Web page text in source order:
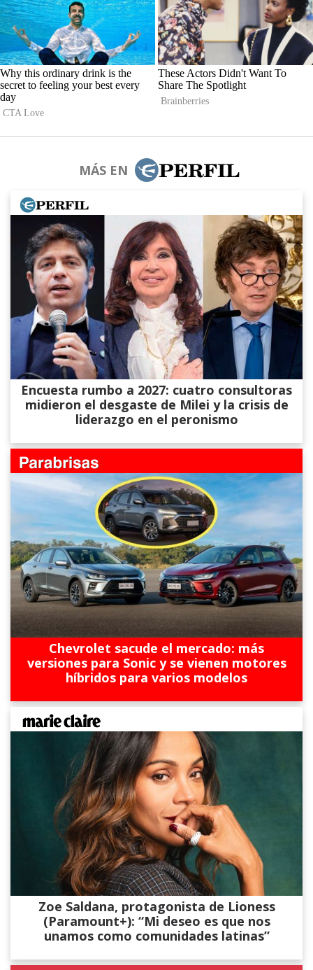
MÁS EN
Encuesta rumbo a 2027: cuatro consultoras
midieron el desgaste de Milei y la crisis de
liderazgo en el peronismo
Chevrolet sacude el mercado: más
versiones para Sonic y se vienen motores
híbridos para varios modelos
Zoe Saldana, protagonista de Lioness
(Paramount+): “Mi deseo es que nos
unamos como comunidades latinas”